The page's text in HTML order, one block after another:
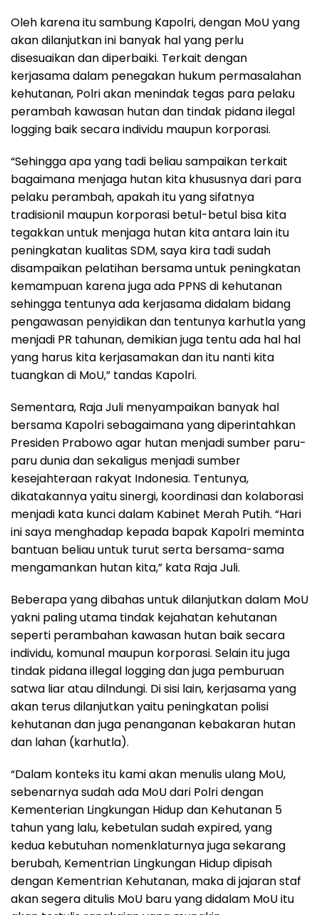
Oleh karena itu sambung Kapolri, dengan MoU yang
akan dilanjutkan ini banyak hal yang perlu
disesuaikan dan diperbaiki. Terkait dengan
kerjasama dalam penegakan hukum permasalahan
kehutanan, Polri akan menindak tegas para pelaku
perambah kawasan hutan dan tindak pidana ilegal
logging baik secara individu maupun korporasi.
“Sehingga apa yang tadi beliau sampaikan terkait
bagaimana menjaga hutan kita khususnya dari para
pelaku perambah, apakah itu yang sifatnya
tradisionil maupun korporasi betul-betul bisa kita
tegakkan untuk menjaga hutan kita antara lain itu
peningkatan kualitas SDM, saya kira tadi sudah
disampaikan pelatihan bersama untuk peningkatan
kemampuan karena juga ada PPNS di kehutanan
sehingga tentunya ada kerjasama didalam bidang
pengawasan penyidikan dan tentunya karhutla yang
menjadi PR tahunan, demikian juga tentu ada hal hal
yang harus kita kerjasamakan dan itu nanti kita
tuangkan di MoU,” tandas Kapolri.
Sementara, Raja Juli menyampaikan banyak hal
bersama Kapolri sebagaimana yang diperintahkan
Presiden Prabowo agar hutan menjadi sumber paru-
paru dunia dan sekaligus menjadi sumber
kesejahteraan rakyat Indonesia. Tentunya,
dikatakannya yaitu sinergi, koordinasi dan kolaborasi
menjadi kata kunci dalam Kabinet Merah Putih. “Hari
ini saya menghadap kepada bapak Kapolri meminta
bantuan beliau untuk turut serta bersama-sama
mengamankan hutan kita,” kata Raja Juli.
Beberapa yang dibahas untuk dilanjutkan dalam MoU
yakni paling utama tindak kejahatan kehutanan
seperti perambahan kawasan hutan baik secara
individu, komunal maupun korporasi. Selain itu juga
tindak pidana illegal logging dan juga pemburuan
satwa liar atau dilndungi. Di sisi lain, kerjasama yang
akan terus dilanjutkan yaitu peningkatan polisi
kehutanan dan juga penanganan kebakaran hutan
dan lahan (karhutla).
“Dalam konteks itu kami akan menulis ulang MoU,
sebenarnya sudah ada MoU dari Polri dengan
Kementerian Lingkungan Hidup dan Kehutanan 5
tahun yang lalu, kebetulan sudah expired, yang
kedua kebutuhan nomenklaturnya juga sekarang
berubah, Kementrian Lingkungan Hidup dipisah
dengan Kementrian Kehutanan, maka di jajaran staf
akan segera ditulis MoU baru yang didalam MoU itu